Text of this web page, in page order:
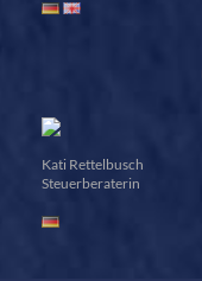
Kati Rettelbusch
Steuerberaterin